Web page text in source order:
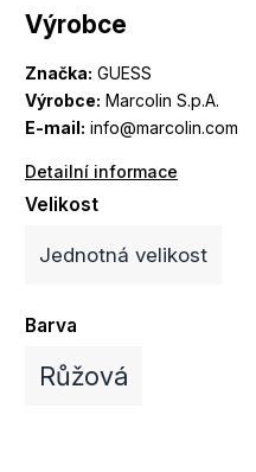
Výrobce
Značka: GUESS
Výrobce: Marcolin S.p.A.
E-mail: info@marcolin.com
Detailní informace
Velikost
Jednotná velikost
Barva
Růžová